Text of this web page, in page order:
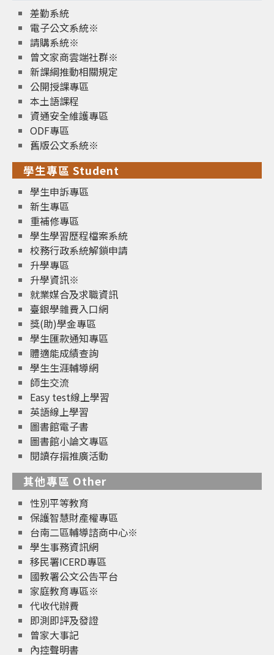
差勤系統
電子公文系統※
請購系統※
曾文家商雲端社群※
新課綱推動相關規定
公開授課專區
本土語課程
資通安全維護專區
ODF專區
舊版公文系統※
學生專區 Student
學生申訴專區
新生專區
重補修專區
學生學習歷程檔案系統
校務行政系統解鎖申請
升學專區
升學資訊※
就業媒合及求職資訊
臺銀學雜費入口網
獎(助)學金專區
學生匯款通知專區
體適能成績查詢
學生生涯輔導網
師生交流
Easy test線上學習
英語線上學習
圖書館電子書
圖書館小論文專區
閱讀存摺推廣活動
其他專區 Other
性別平等教育
保護智慧財產權專區
台南二區輔導諮商中心※
學生事務資訊網
移民署ICERD專區
國教署公文公告平台
家庭教育專區※
代收代辦費
即測即評及發證
曾家大事記
內控聲明書